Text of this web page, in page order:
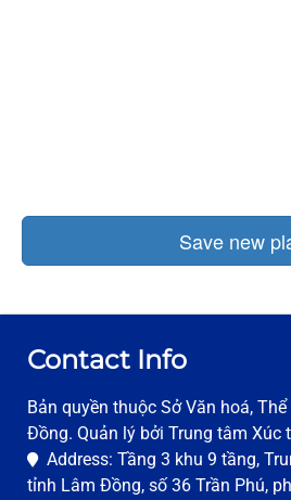
Save new
Contact Info
Bản quyền thuộc Sở Văn hoá,
Đồng. Quản lý bởi Trung tâm Xúc
Address: Tầng 3 khu 9 tầng,
tỉnh Lâm Đồng, số 36 Trần Phú,